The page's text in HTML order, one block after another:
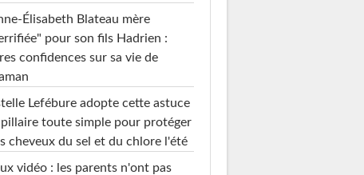
Élisabeth Blateau mère
pour son fils Hadrien :
confidences sur sa vie de
Lefébure adopte cette astuce
toute simple pour protéger
cheveux du sel et du chlore l'été
vidéo : les parents n'ont pas